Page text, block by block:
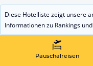
Diese Hotelliste zeigt unsere
Informationen zu Rankings
Pauschalreisen